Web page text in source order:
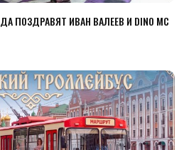
ПОЗДРАВЯТ ИВАН ВАЛЕЕВ И DINO MC